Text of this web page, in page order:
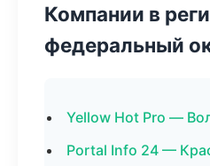
Компании в
федеральный
Yellow Hot Pro —
Portal Info 24 —